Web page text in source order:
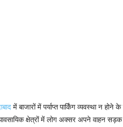
में बाजारों में पर्याप्त पार्किंग व्यवस्था न
क्षेत्रों में लोग अक्सर अपने वाहन